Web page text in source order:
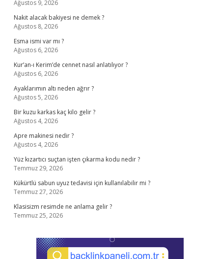
Ağustos 9, 2026
Nakit alacak bakiyesi ne demek ?
Ağustos 8, 2026
Esma ismi var mı ?
Ağustos 6, 2026
Kur’an-ı Kerim’de cennet nasıl anlatılıyor ?
Ağustos 6, 2026
Ayaklarımın altı neden ağrır ?
Ağustos 5, 2026
Bir kuzu karkas kaç kilo gelir ?
Ağustos 4, 2026
Apre makinesi nedir ?
Ağustos 4, 2026
Yüz kızartıcı suçtan işten çıkarma kodu nedir ?
Temmuz 29, 2026
Kükürtlü sabun uyuz tedavisi için kullanılabilir mi ?
Temmuz 27, 2026
Klasisizm resimde ne anlama gelir ?
Temmuz 25, 2026